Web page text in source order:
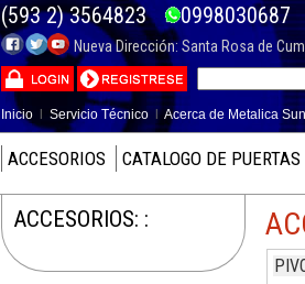
(593 2) 3564823
Nueva Dirección: Santa Rosa de
Inicio Servicio Técnico l Acerca de Metalica
ACCESORIOS CATALOGO DE PUERTAS
ACCESORIOS: :